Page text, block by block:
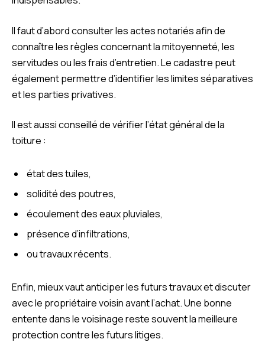
Il faut d’abord consulter les actes notariés afin de
connaître les règles concernant la mitoyenneté, les
servitudes ou les frais d’entretien. Le cadastre peut
également permettre d’identifier les limites séparatives
et les parties privatives.
Il est aussi conseillé de vérifier l’état général de la
toiture :
état des tuiles,
solidité des poutres,
écoulement des eaux pluviales,
présence d’infiltrations,
ou travaux récents.
Enfin, mieux vaut anticiper les futurs travaux et discuter
avec le propriétaire voisin avant l’achat. Une bonne
entente dans le voisinage reste souvent la meilleure
protection contre les futurs litiges.